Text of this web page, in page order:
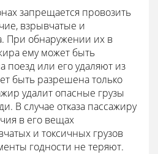
запрещается провозить
взрывчатые и
При обнаружении их в
ему может быть
поезд или его удаляют из
быть разрешена только
удалит опасные грузы
В случае отказа пассажиру
в его вещах
и токсичных грузов
годности не теряют.